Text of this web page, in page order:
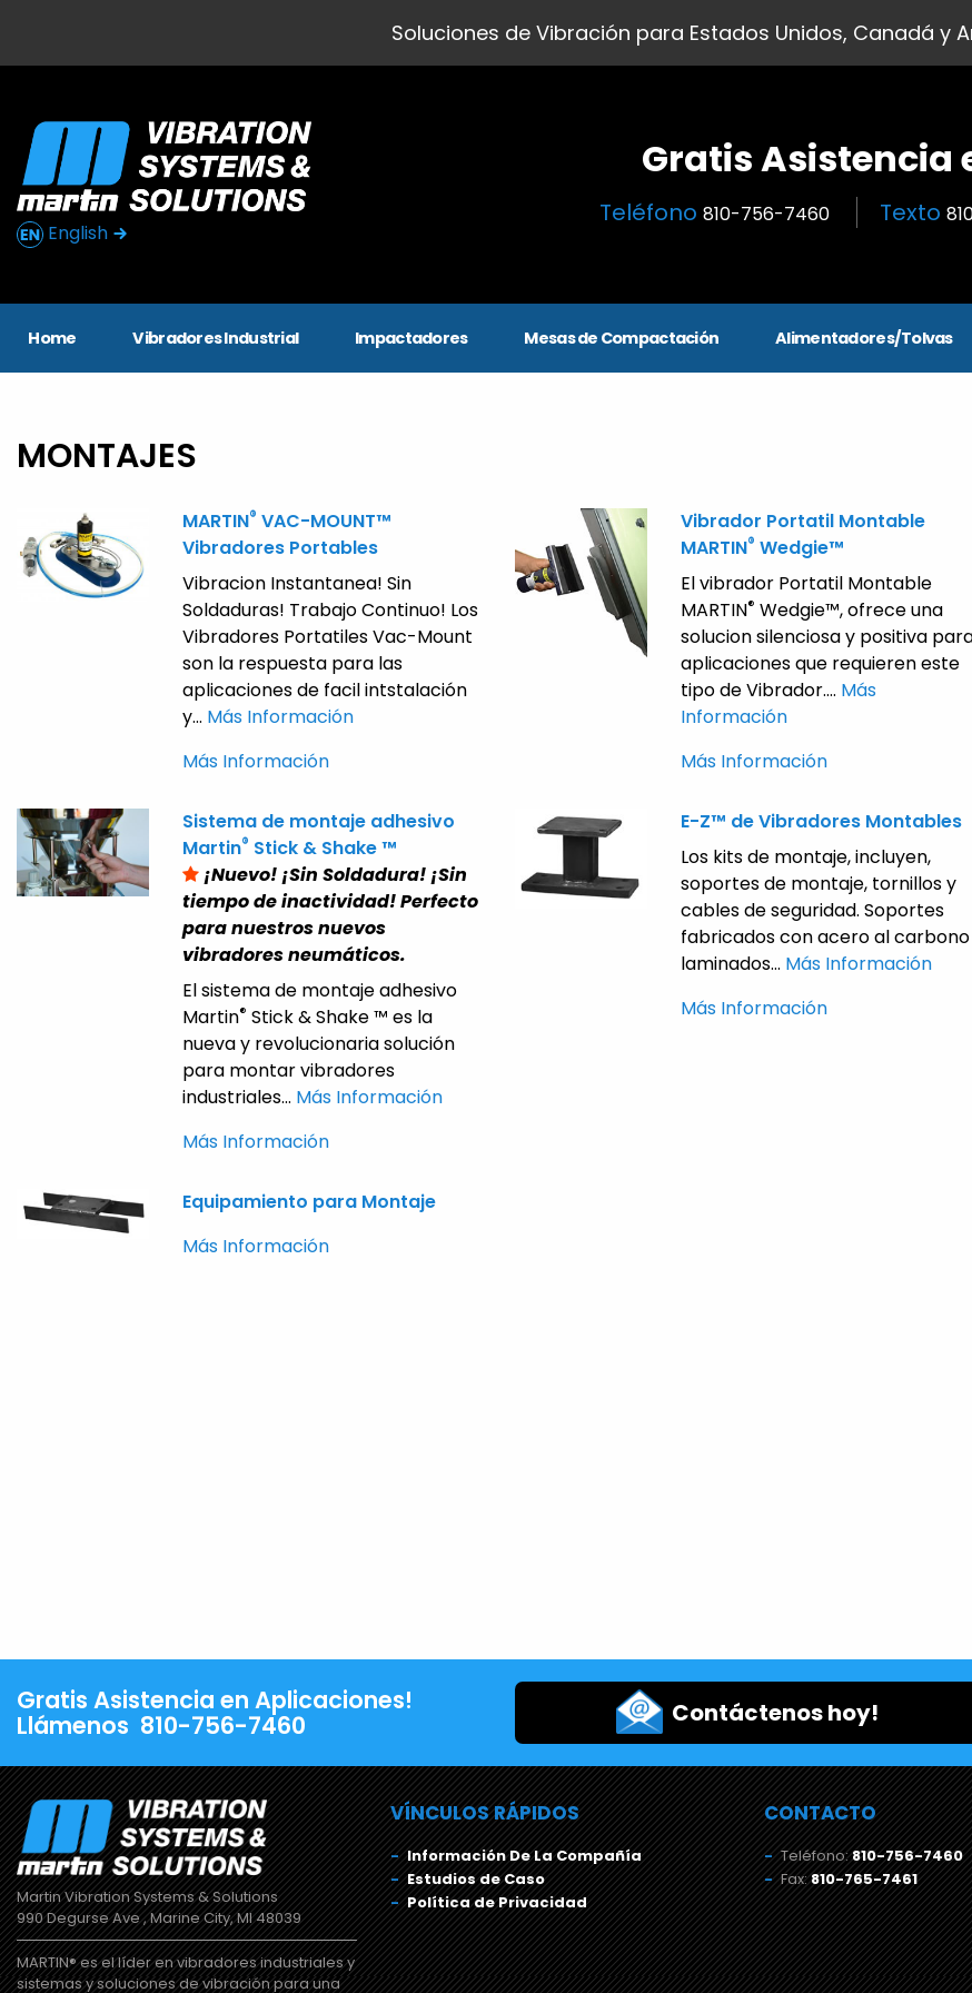
Soluciones de Vibración para Estados Unidos, Canadá y
English
Gratis Asistencia
Teléfono 810-756-7460 Texto
Home Vibradores Industrial Impactadores Mesas de Compactación Alimentadores/Tolvas
MONTAJES
MARTIN® VAC-MOUNT™
Vibradores Portables
Vibracion Instantanea! Sin
Soldaduras! Trabajo Continuo! Los
Vibradores Portatiles Vac-Mount
son la respuesta para las
aplicaciones de facil intstalación
y... Más Información
Más Información
Vibrador Portatil Montable
MARTIN® Wedgie™
El vibrador Portatil Montable
MARTIN® Wedgie™, ofrece una
solucion silenciosa y positiva
aplicaciones que requieren este
tipo de Vibrador.... Más
Información
Más Información
Sistema de montaje adhesivo
Martin® Stick & Shake ™
¡Nuevo! ¡Sin Soldadura! ¡Sin
tiempo de inactividad! Perfecto
para nuestros nuevos
vibradores neumáticos.
El sistema de montaje adhesivo
Martin® Stick & Shake ™ es la
nueva y revolucionaria solución
para montar vibradores
industriales... Más Información
Más Información
E-Z™ de Vibradores Montables
Los kits de montaje, incluyen,
soportes de montaje, tornillos y
cables de seguridad. Soportes
fabricados con acero al carbono
laminados... Más Información
Más Información
Equipamiento para Montaje
Más Información
Gratis Asistencia en Aplicaciones!
Llámenos 810-756-7460 Contáctenos hoy!
Martin Vibration Systems & Solutions
990 Degurse Ave , Marine City, MI 48039
MARTIN® es el líder en vibradores industriales y
sistemas y soluciones de vibración para una
VÍNCULOS RÁPIDOS
Información De La Compañía
Estudios de Caso
Política de Privacidad
CONTACTO
Teléfono:810-756-7460
Fax:810-765-7461